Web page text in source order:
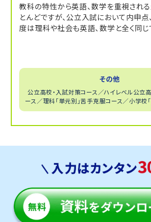
教科の特性から英語、数学を重視され
とんどですが、公立入試において内申
度は理科や社会も英語、数学と全く同じ
ているのであればしっかりと復習し、
えるべきです。トライの誇る「AIタブレッ
まな入試問題を解くことで実力アップを
その他
公立高校・入試対策コース／ハイレベル公立
ース／理科「単元別」苦手克服コース／小学校「